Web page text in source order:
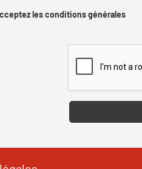
les conditions générales